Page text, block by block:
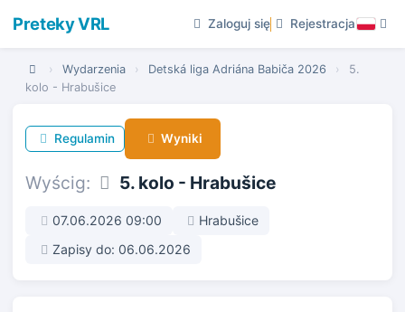
Preteky VRL Zaloguj się Rejestracja
› Wydarzenia › Detská liga Adriána Babiča 2026 ›
5.
kolo - Hrabušice
Regulamin Wyniki
Wyścig: 5. kolo - Hrabušice
07.06.2026 09:00
Hrabušice
Zapisy do: 06.06.2026